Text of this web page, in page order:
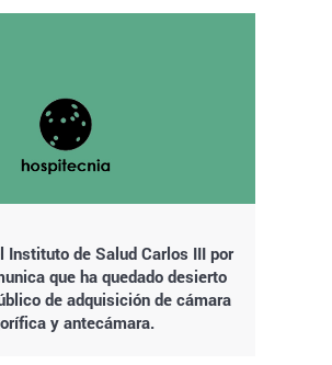
Instituto de Salud Carlos III por
que ha quedado desierto
de adquisición de cámara
y antecámara.